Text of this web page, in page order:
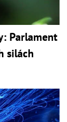
Parlament
silách